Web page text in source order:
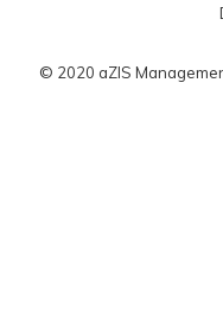
© 2020 aZIS